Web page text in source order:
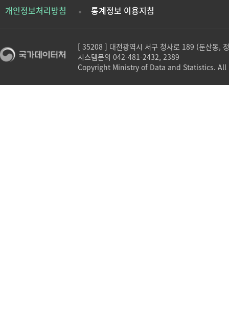
개인정보처리방침 통계정보 이용지침
[ 35208 ] 대전광역시 서구 청사로 189 (둔산동,
시스템문의 042-481-2432, 2389
Copyright Ministry of Data and Statistics.